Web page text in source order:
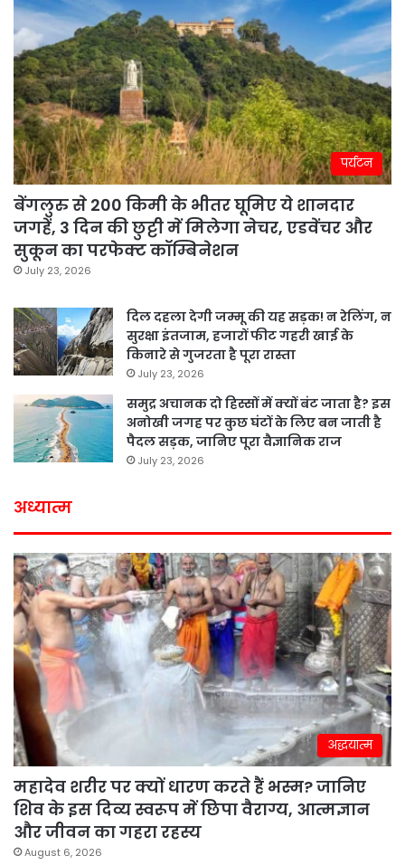
पर्यटन
बेंगलुरु से 200 किमी के भीतर घूमिए ये शानदार
जगहें, 3 दिन की छुट्टी में मिलेगा नेचर, एडवेंचर और
सुकून का परफेक्ट कॉम्बिनेशन
July 23, 2026
दिल दहला देगी जम्मू की यह सड़क! न रेलिंग, न
सुरक्षा इंतजाम, हजारों फीट गहरी खाई के
किनारे से गुजरता है पूरा रास्ता
July 23, 2026
समुद्र अचानक दो हिस्सों में क्यों बंट जाता है? इस
अनोखी जगह पर कुछ घंटों के लिए बन जाती है
पैदल सड़क, जानिए पूरा वैज्ञानिक राज
July 23, 2026
अध्यात्म
अद्धयात्म
महादेव शरीर पर क्यों धारण करते हैं भस्म? जानिए
शिव के इस दिव्य स्वरूप में छिपा वैराग्य, आत्मज्ञान
और जीवन का गहरा रहस्य
August 6, 2026